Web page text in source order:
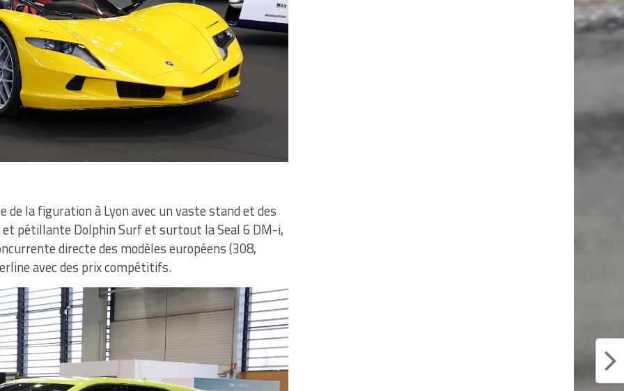
de la figuration à Lyon avec un vaste stand et des
pétillante Dolphin Surf et surtout la Seal 6 DM-i,
directe des modèles européens (308,
avec des prix compétitifs.